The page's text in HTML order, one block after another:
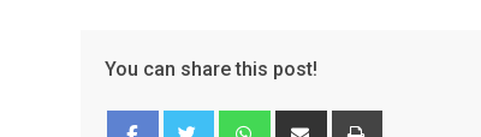
You can share this post!
WhatsappShare